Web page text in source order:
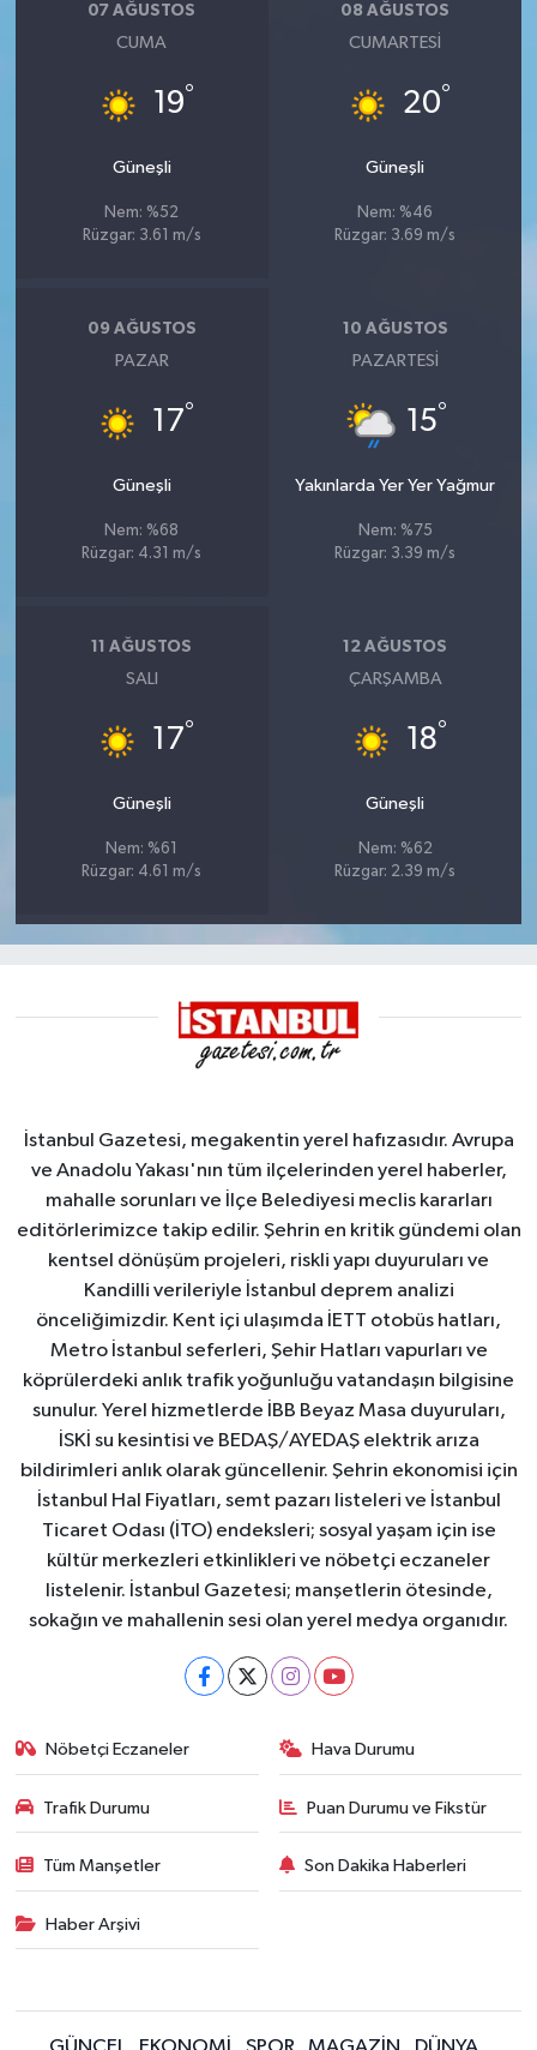
07 AĞUSTOS
CUMA
19°
Güneşli
Nem: %52
Rüzgar: 3.61 m/s
08 AĞUSTOS
CUMARTESI
20°
Güneşli
Nem: %46
Rüzgar: 3.69 m/s
09 AĞUSTOS
PAZAR
17°
Güneşli
Nem: %68
Rüzgar: 4.31 m/s
10 AĞUSTOS
PAZARTESI
15°
Yakınlarda Yer Yer Yağmur
Nem: %75
Rüzgar: 3.39 m/s
11 AĞUSTOS
SALI
17°
Güneşli
Nem: %61
Rüzgar: 4.61 m/s
12 AĞUSTOS
ÇARŞAMBA
18°
Güneşli
Nem: %62
Rüzgar: 2.39 m/s
İstanbul Gazetesi, megakentin yerel hafızasıdır. Avrupa
ve Anadolu Yakası'nın tüm ilçelerinden yerel haberler,
mahalle sorunları ve İlçe Belediyesi meclis kararları
editörlerimizce takip edilir. Şehrin en kritik gündemi olan
kentsel dönüşüm projeleri, riskli yapı duyuruları ve
Kandilli verileriyle İstanbul deprem analizi
önceliğimizdir. Kent içi ulaşımda İETT otobüs hatları,
Metro İstanbul seferleri, Şehir Hatları vapurları ve
köprülerdeki anlık trafik yoğunluğu vatandaşın bilgisine
sunulur. Yerel hizmetlerde İBB Beyaz Masa duyuruları,
İSKİ su kesintisi ve BEDAŞ/AYEDAŞ elektrik arıza
bildirimleri anlık olarak güncellenir. Şehrin ekonomisi için
İstanbul Hal Fiyatları, semt pazarı listeleri ve İstanbul
Ticaret Odası (İTO) endeksleri; sosyal yaşam için ise
kültür merkezleri etkinlikleri ve nöbetçi eczaneler
listelenir. İstanbul Gazetesi; manşetlerin ötesinde,
sokağın ve mahallenin sesi olan yerel medya organıdır.
Nöbetçi Eczaneler Hava Durumu
Trafik Durumu Puan Durumu ve Fikstür
Tüm Manşetler Son Dakika Haberleri
Haber Arşivi